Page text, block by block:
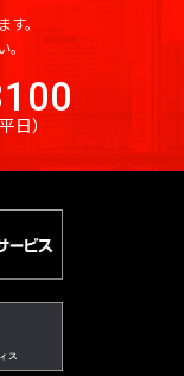
。
平日）